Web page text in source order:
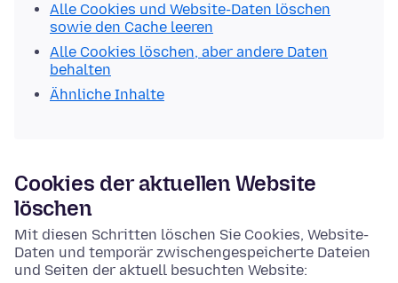
Alle Cookies und Website-Daten löschen
sowie den Cache leeren
Alle Cookies löschen, aber andere Daten
behalten
Ähnliche Inhalte
Cookies der aktuellen Website
löschen
Mit diesen Schritten löschen Sie Cookies, Website-
Daten und temporär zwischengespeicherte Dateien
und Seiten der aktuell besuchten Website: